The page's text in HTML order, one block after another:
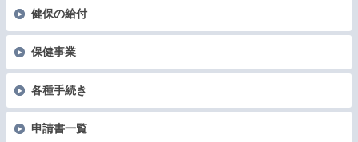
健保の給付
保健事業
各種手続き
申請書一覧